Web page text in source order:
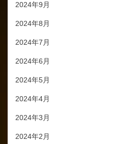
2024年9月
2024年8月
2024年7月
2024年6月
2024年5月
2024年4月
2024年3月
2024年2月